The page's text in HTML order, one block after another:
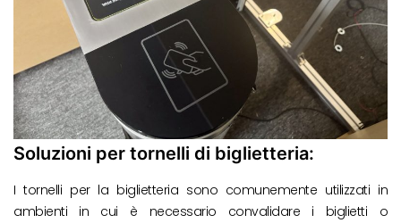
Soluzioni per tornelli di biglietteria:
I tornelli per la biglietteria sono comunemente utilizzati in
ambienti in cui è necessario convalidare i biglietti o